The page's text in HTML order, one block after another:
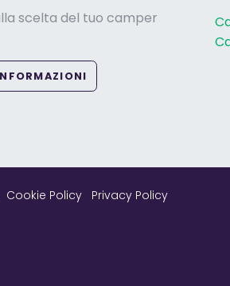
scelta del tuo camper
Cookie Policy
Privacy Policy